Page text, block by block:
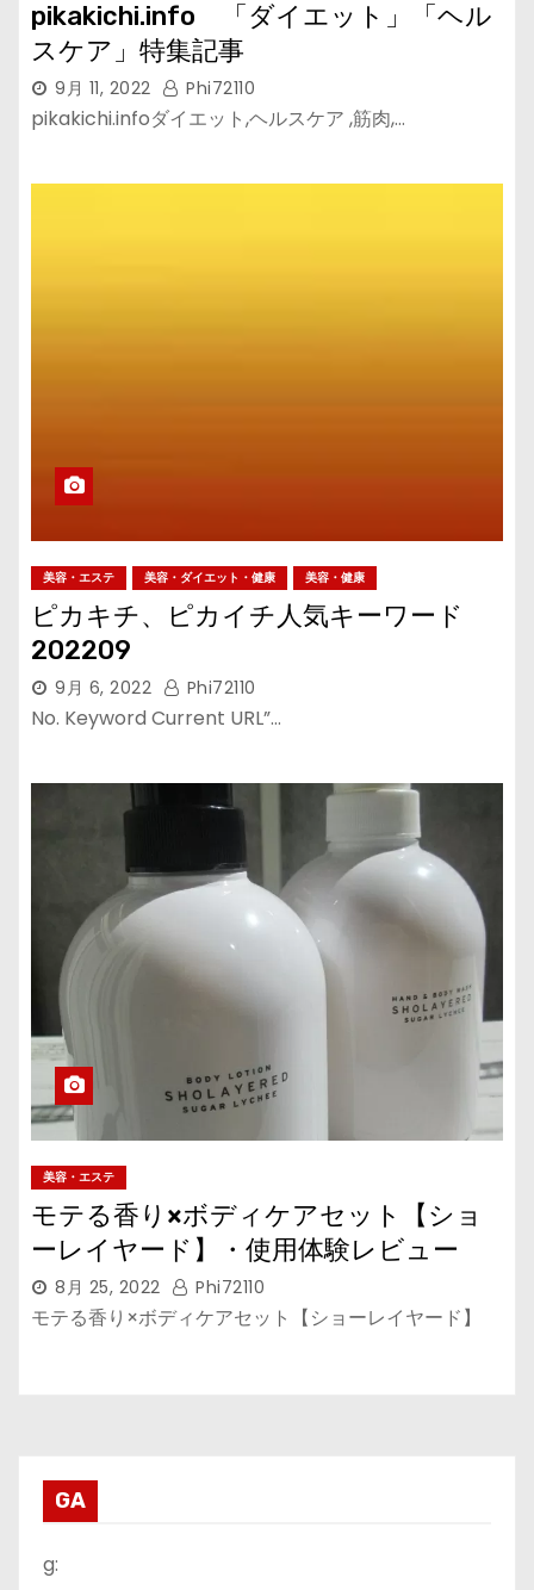
pikakichi.info 「ダイエット」「ヘル
スケア」特集記事
9月 11, 2022 Phi72110
pikakichi.infoダイエット,ヘルスケア ,筋肉,…
美容・エステ 美容・ダイエット・健康 美容・健康
ピカキチ、ピカイチ人気キーワード
202209
9月 6, 2022 Phi72110
No. Keyword Current URL”…
美容・エステ
モテる香り×ボディケアセット【ショ
ーレイヤード】・使用体験レビュー
8月 25, 2022 Phi72110
モテる香り×ボディケアセット【ショーレイヤード】
GA
g: